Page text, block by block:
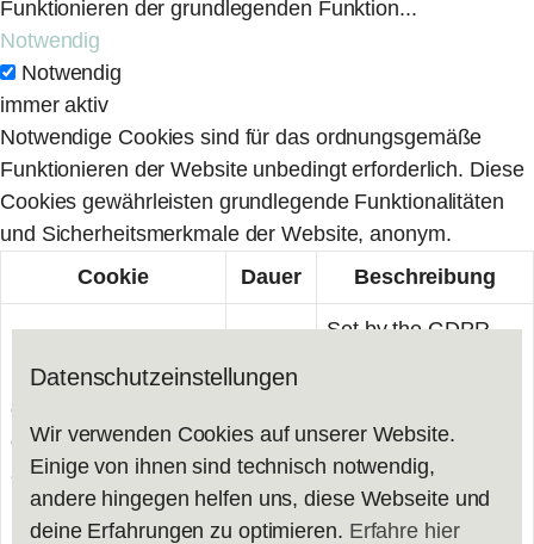
Datenschutzeinstellungen
Wir verwenden Cookies auf unserer Website.
Einige von ihnen sind technisch notwendig,
andere hingegen helfen uns, diese Webseite und
deine Erfahrungen zu optimieren. Erfahre hier
Funktionieren der grundlegenden Funktion...
Notwendig
Notwendig
immer aktiv
Notwendige Cookies sind für das ordnungsgemäße
Funktionieren der Website unbedingt erforderlich. Diese
Cookies gewährleisten grundlegende Funktionalitäten
und Sicherheitsmerkmale der Website, anonym.
Cookie
Dauer Beschreibung
cookielawinfo-
checkbox-
advertisement
1 year
Set by the GDPR
used to record the
user consent for the
cookies in the
"Advertisement"